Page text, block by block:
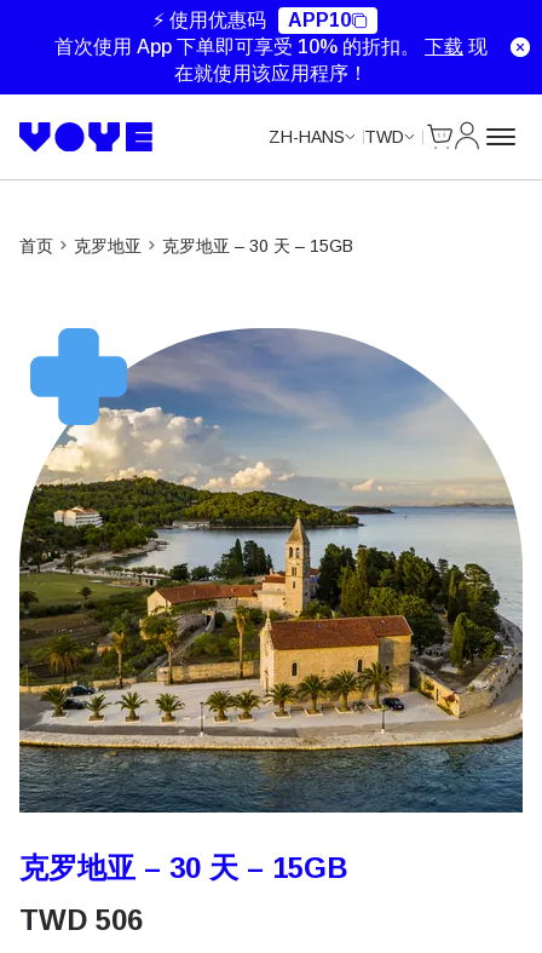
⚡ 使用优惠码
APP10
首次使用 App 下单即可享受 10% 的折扣。 下载 现
在就使用该应用程序！
ZH-HANS TWD
首页 克罗地亚 克罗地亚 – 30 天 – 15GB
克罗地亚 – 30 天 – 15GB
TWD 506